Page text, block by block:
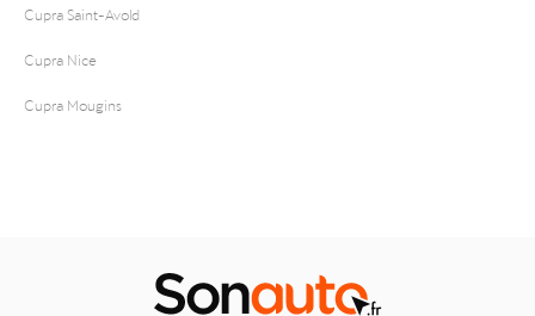
Cupra Saint-Avold
Cupra Nice
Cupra Mougins